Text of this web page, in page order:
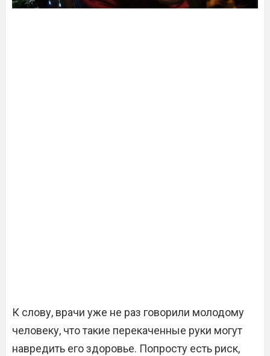
К слову, врачи уже не раз говорили молодому
человеку, что такие перекаченные руки могут
навредить его здоровье. Попросту есть риск,